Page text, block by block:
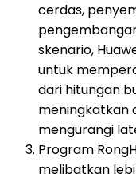
cerdas,
skenario,
untuk
dari hitungan
meningkatkan
mengurangi
Program
melibatkan